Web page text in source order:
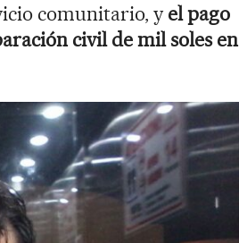
comunitario, yel pago
civil de mil soles en